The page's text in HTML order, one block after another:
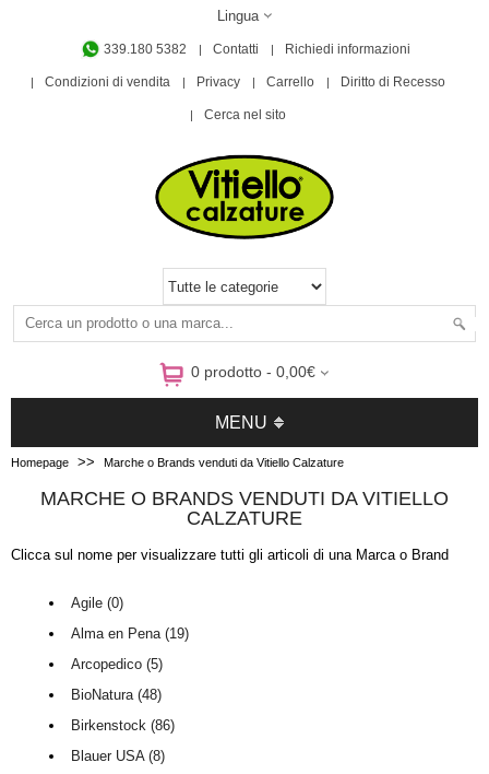
Lingua
339.180 5382 Contatti Richiedi informazioni
Condizioni di vendita Privacy Carrello Diritto di Recesso
Cerca nel sito
0 prodotto - 0,00€
MENU
Homepage >> Marche o Brands venduti da Vitiello Calzature
MARCHE O BRANDS VENDUTI DA VITIELLO
CALZATURE
Clicca sul nome per visualizzare tutti gli articoli di una Marca o Brand
Agile (0)
Alma en Pena (19)
Arcopedico (5)
BioNatura (48)
Birkenstock (86)
Blauer USA (8)